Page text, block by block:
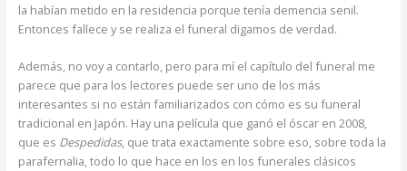
la habían metido en la residencia porque tenía demencia senil.
Entonces fallece y se realiza el funeral digamos de verdad.
Además, no voy a contarlo, pero para mí el capítulo del funeral me
parece que para los lectores puede ser uno de los más
interesantes si no están familiarizados con cómo es su funeral
tradicional en Japón. Hay una película que ganó el óscar en 2008,
que es Despedidas, que trata exactamente sobre eso, sobre toda la
parafernalia, todo lo que hace en los en los funerales clásicos